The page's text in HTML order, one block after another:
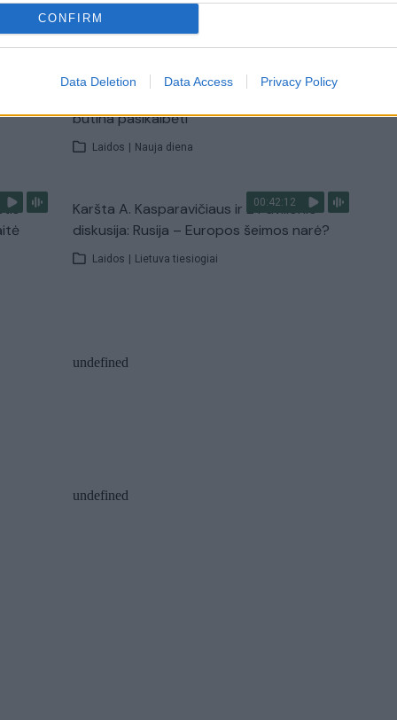
CONFIRM
Data Deletion Data Access Privacy Policy
Ruošiantis naujiems mokslo metams –
būtina pasikalbėti
Laidos | Nauja diena
00:42:12
Karšta A. Kasparavičiaus ir Ž Pavilionio
diskusija: Rusija – Europos šeimos narė?
Laidos | Lietuva tiesiogiai